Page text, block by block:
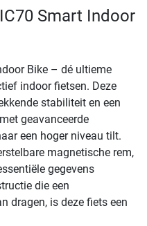
Smart Indoor
Bike – dé ultieme
indoor fietsen. Deze
stabiliteit en een
geavanceerde
een hoger niveau tilt.
magnetische rem,
gegevens
die een
dragen, is deze fiets een